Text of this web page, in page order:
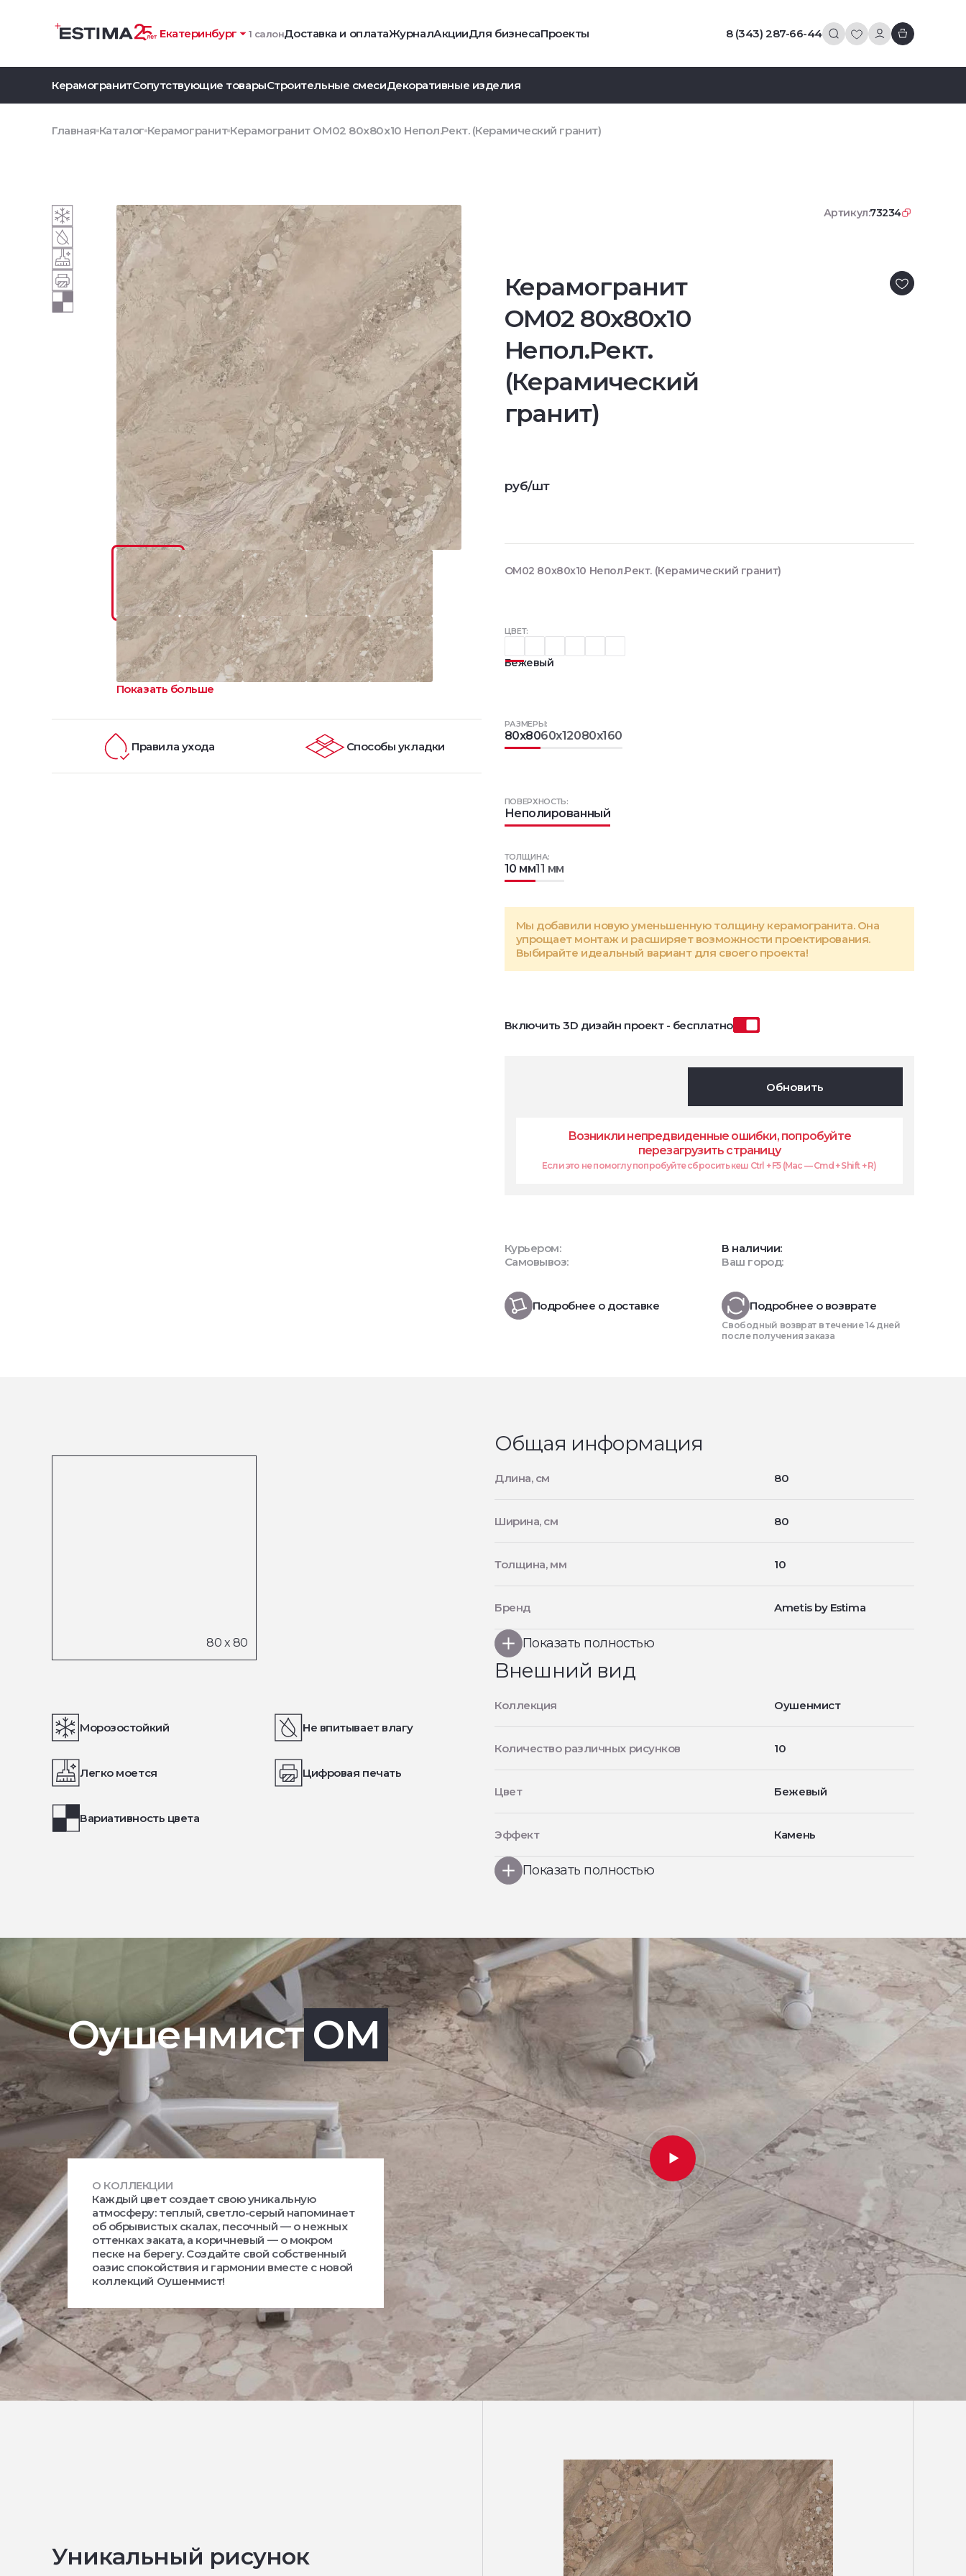
Екатеринбург 1 салонДоставка и оплатаЖурналАкцииДля бизнесаПроекты 8 (343) 287-66-44
КерамогранитСопутствующие товарыСтроительные смесиДекоративные изделия
Главная Каталог Керамогранит Керамогранит OM02 80x80x10 Непол.Рект. (Керамический гранит)
Артикул:73234
Показать больше
Керамогранит
OM02 80x80x10
Непол.Рект.
(Керамический
гранит)
ЦВЕТ:
Бежевый
РАЗМЕРЫ:
80x8060x12080x160
ТОЛЩИНА:
10 мм11 мм
ПОВЕРХНОСТЬ:
Неполированный
Мы добавили новую уменьшенную толщину керамогранита. Она
упрощает монтаж и расширяет возможности проектирования.
Выбирайте идеальный вариант для своего проекта!
Включить 3D дизайн проект - бесплатно
руб/шт
Обновить
Возникли непредвиденные ошибки, попробуйте
перезагрузить страницу
Если это не помоглу попробуйте сбросить кеш Ctrl + F5 (Mac — Cmd + Shift + R)
Курьером:
Самовывоз:
В наличии:
Ваш город:
Подробнее о доставке Подробнее о возврате
Свободный возврат в течение 14 дней
после получения заказа
OM02 80x80x10 Непол.Рект. (Керамический гранит)
Правила ухода Способы укладки
Морозостойкий Не впитывает влагу
Легко моется Цифровая печать
Вариативность цвета
Общая информация
Длина, см 80
Ширина, см 80
Толщина, мм 10
Бренд Ametis by Estima
Показать полностью
Внешний вид
Коллекция Оушенмист
Количество различных рисунков 10
Цвет Бежевый
Эффект Камень
Показать полностью
Оушенмист OM
О КОЛЛЕКЦИИ
Каждый цвет создает свою уникальную
атмосферу: теплый, светло-серый напоминает
об обрывистых скалах, песочный — о нежных
оттенках заката, а коричневый — о мокром
песке на берегу. Создайте свой собственный
оазис спокойствия и гармонии вместе с новой
коллекций Оушенмист!
Уникальный рисунок